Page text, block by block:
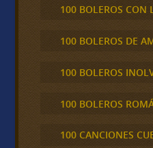
100 BOLEROS CON
100 BOLEROS DE
100 BOLEROS
100 BOLEROS
100 CANCIONES